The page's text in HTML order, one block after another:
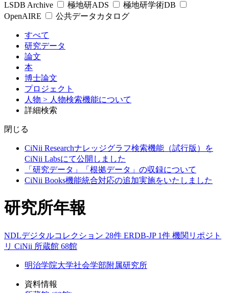
LSDB Archive
極地研ADS
極地研学術DB
OpenAIRE
公共データカタログ
すべて
研究データ
論文
本
博士論文
プロジェクト
人物 > 人物検索機能について
詳細検索
閉じる
CiNii Researchナレッジグラフ検索機能（試行版）を
CiNii Labsにて公開しました
「研究データ」「根拠データ」の収録について
CiNii Books機能統合対応の追加実施をいたしました
研究所年報
NDLデジタルコレクション 28件 ERDB-JP 1件 機関リポジト
リ CiNii 所蔵館 68館
明治学院大学社会学部附属研究所
資料情報